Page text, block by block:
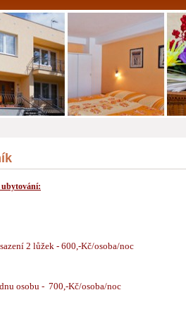
2 lůžek - 600,-Kč/osoba/noc
osobu - 700,-Kč/osoba/noc